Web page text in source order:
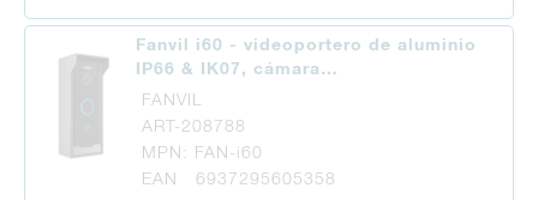
Fanvil i60 - videoportero de aluminio
IP66 & IK07, cámara…
FANVIL
ART-208788
MPN: FAN-i60
EAN 6937295605358